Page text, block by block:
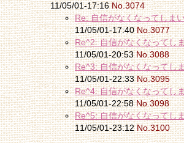
11/05/01-17:16No.3074
Re: 自信がなくなってしま
11/05/01-17:40No.3077
Re^2: 自信がなくなってし
11/05/01-20:53No.3088
Re^3: 自信がなくなってし
11/05/01-22:33No.3095
Re^4: 自信がなくなってし
11/05/01-22:58No.3098
Re^5: 自信がなくなってし
11/05/01-23:12No.3100